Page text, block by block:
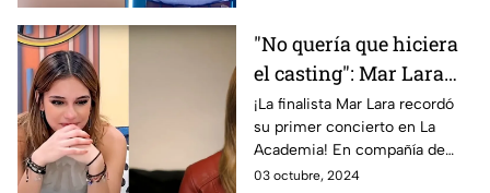
"No quería que hiciera
el casting": Mar Lara
rumbo a la final de La
Academia 2024
¡La finalista Mar Lara recordó
su primer concierto en La
Academia! En compañía de
Antonio Betancourt, platicó
03 octubre, 2024